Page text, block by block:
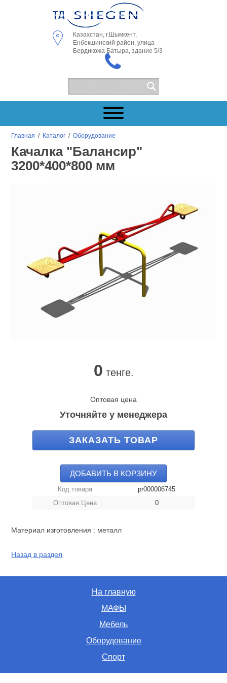
Казахстан, г.Шымкент,
Енбекшинский район, улица
Бердикожа Батыра, здание 5/3
Главная / Каталог /Оборудование
Качалка "Балансир"
3200*400*800 мм
0 тенге.
Оптовая цена
Уточняйте у менеджера
ЗАКАЗАТЬ ТОВАР
ДОБАВИТЬ В КОРЗИНУ
Код товара
pr000006745
Оптовая Цена
0
Материал изготовления : металл
Назад в раздел
На главную
МАФЫ
Мебель
Оборудование
Спорт